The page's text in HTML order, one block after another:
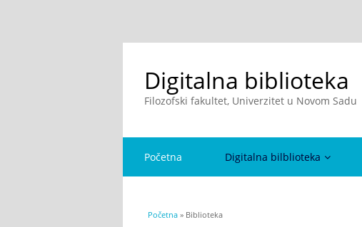
Digitalna biblioteka
Filozofski fakultet, Univerzitet u Novom Sadu
Početna Digitalna bilblioteka
You are here
Početna » Biblioteka